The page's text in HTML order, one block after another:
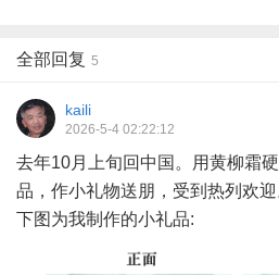
全部回复 5
kaili
2026-5-4 02:22:12
去年10月上旬回中国。用黄柳霜
品，作小礼物送朋，受到热列欢迎
下图为我制作的小礼品: